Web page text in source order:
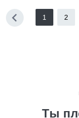
1 2
Ты